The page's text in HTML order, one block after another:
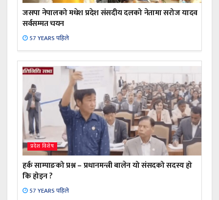
जसपा नेपालको मधेश प्रदेश संसदीय दलको नेतामा सरोज यादव
सर्वसम्मत चयन
57 YEARS पहिले
प्रदेश विशेष
हर्क साम्पाङको प्रश्न – प्रधानमन्त्री बालेन यो संसदको सदस्य हो
कि होइन ?
57 YEARS पहिले